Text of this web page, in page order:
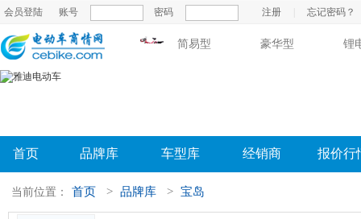
会员登陆 账号 密码 注册 忘记密码？
简易型 豪华型 锂
首页 品牌库 车型库 经销商 报价行
当前位置： 首页 > 品牌库 > 宝岛